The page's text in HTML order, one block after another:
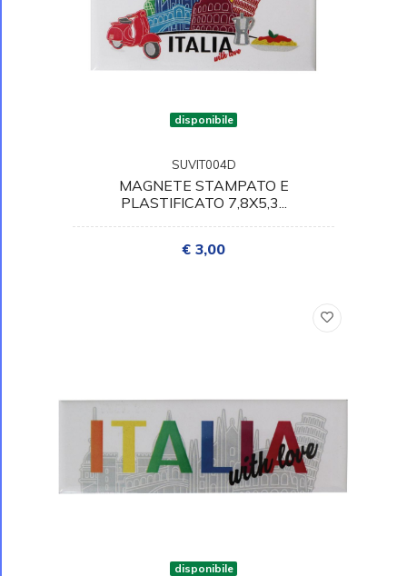
disponibile
SUVIT004D
MAGNETE STAMPATO E
PLASTIFICATO 7,8X5,3...
€ 3,00
disponibile